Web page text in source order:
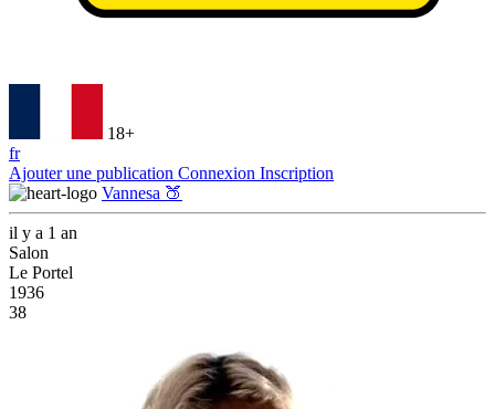
18+
fr
Ajouter une publication Connexion Inscription
Vannesa 🍑
il y a 1 an
Salon
Le Portel
1936
38